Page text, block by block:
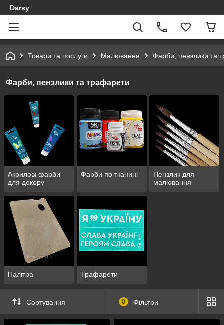
Darsy
Товари та послуги Малювання Фарби, пензлики та
Фарби, пензлики та трафарети
Акрилові фарби
для декору
Фарби по тканині
Пензлик для
малювання
Палітра Трафарети
Сортування 0 Фільтри